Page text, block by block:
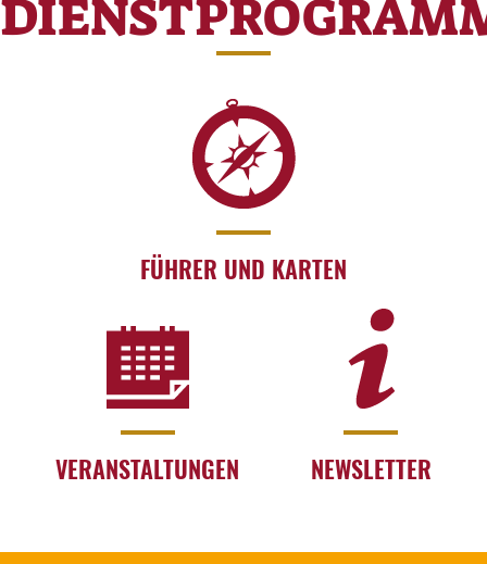
FÜHRER UND KARTEN
VERANSTALTUNGEN NEWSLETTER